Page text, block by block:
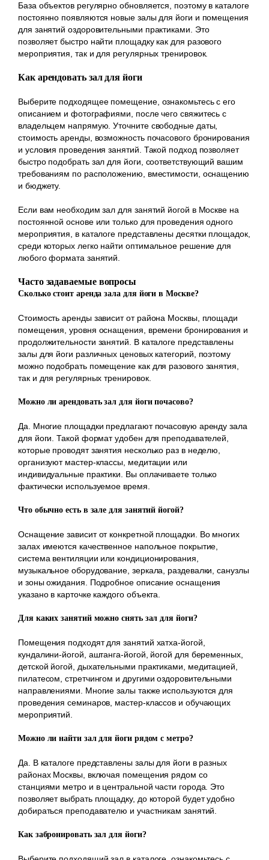
База объектов регулярно обновляется, поэтому в каталоге
постоянно появляются новые залы для йоги и помещения
для занятий оздоровительными практиками. Это
позволяет быстро найти площадку как для разового
мероприятия, так и для регулярных тренировок.
Как арендовать зал для йоги
Выберите подходящее помещение, ознакомьтесь с его
описанием и фотографиями, после чего свяжитесь с
владельцем напрямую. Уточните свободные даты,
стоимость аренды, возможность почасового бронирования
и условия проведения занятий. Такой подход позволяет
быстро подобрать зал для йоги, соответствующий вашим
требованиям по расположению, вместимости, оснащению
и бюджету.
Если вам необходим зал для занятий йогой в Москве на
постоянной основе или только для проведения одного
мероприятия, в каталоге представлены десятки площадок,
среди которых легко найти оптимальное решение для
любого формата занятий.
Часто задаваемые вопросы
Сколько стоит аренда зала для йоги в Москве?
Стоимость аренды зависит от района Москвы, площади
помещения, уровня оснащения, времени бронирования и
продолжительности занятий. В каталоге представлены
залы для йоги различных ценовых категорий, поэтому
можно подобрать помещение как для разового занятия,
так и для регулярных тренировок.
Можно ли арендовать зал для йоги почасово?
Да. Многие площадки предлагают почасовую аренду зала
для йоги. Такой формат удобен для преподавателей,
которые проводят занятия несколько раз в неделю,
организуют мастер-классы, медитации или
индивидуальные практики. Вы оплачиваете только
фактически используемое время.
Что обычно есть в зале для занятий йогой?
Оснащение зависит от конкретной площадки. Во многих
залах имеются качественное напольное покрытие,
система вентиляции или кондиционирования,
музыкальное оборудование, зеркала, раздевалки, санузлы
и зоны ожидания. Подробное описание оснащения
указано в карточке каждого объекта.
Для каких занятий можно снять зал для йоги?
Помещения подходят для занятий хатха-йогой,
кундалини-йогой, аштанга-йогой, йогой для беременных,
детской йогой, дыхательными практиками, медитацией,
пилатесом, стретчингом и другими оздоровительными
направлениями. Многие залы также используются для
проведения семинаров, мастер-классов и обучающих
мероприятий.
Можно ли найти зал для йоги рядом с метро?
Да. В каталоге представлены залы для йоги в разных
районах Москвы, включая помещения рядом со
станциями метро и в центральной части города. Это
позволяет выбрать площадку, до которой будет удобно
добираться преподавателю и участникам занятий.
Как забронировать зал для йоги?